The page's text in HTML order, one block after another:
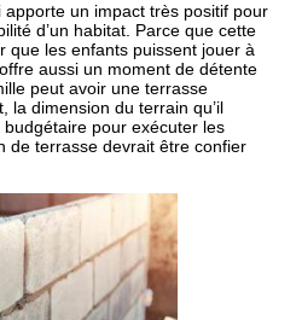
un impact très positif pour
d’un habitat. Parce que cette
que les enfants puissent jouer à
aussi un moment de détente
peut avoir une terrasse
la dimension du terrain qu’il
pour exécuter les
de terrasse devrait être confier